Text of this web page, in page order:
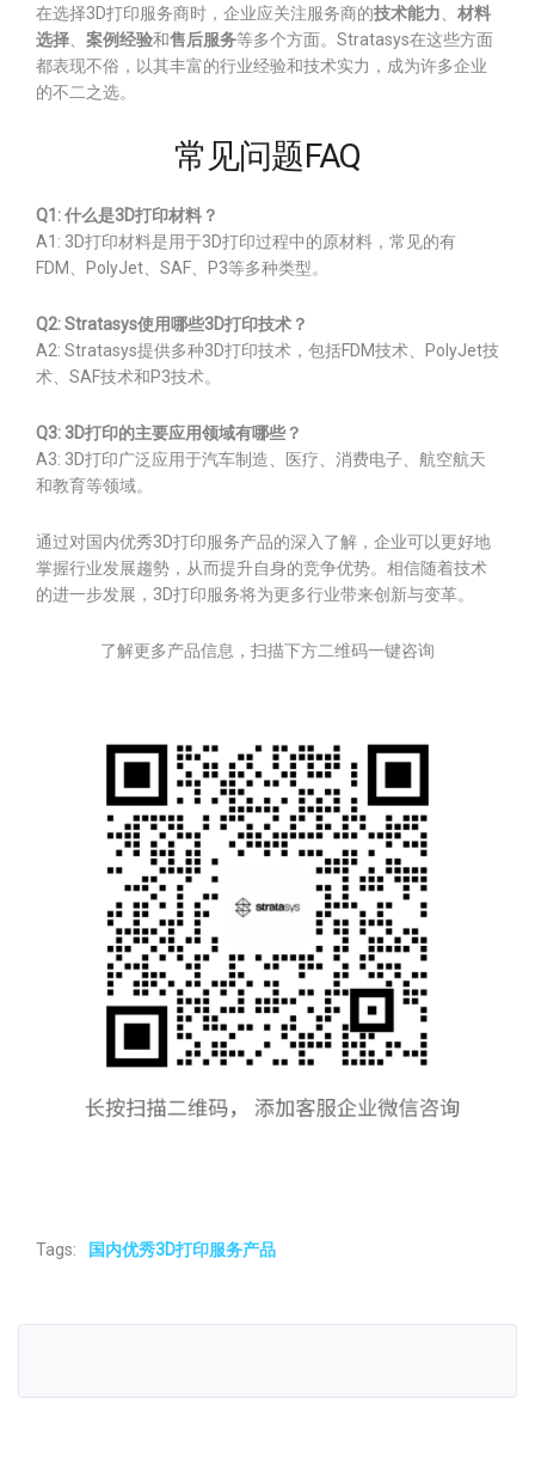
在选择3D打印服务商时，企业应关注服务商的技术能力
材料
选择
案例经验和售后服务等多个方面。Stratasys在这些方面
都表现不俗，以其丰富的行业经验和技术实力，成为许多企业
的不二之选。
常见问题FAQ
Q1: 什么是3D打印材料？
A1: 3D打印材料是用于3D打印过程中的原材料，常见的有
FDM、PolyJet、SAF、P3等多种类型。
Q2: Stratasys使用哪些3D打印技术？
A2: Stratasys提供多种3D打印技术，包括FDM技术、PolyJet技
术、SAF技术和P3技术。
Q3: 3D打印的主要应用领域有哪些？
A3: 3D打印广泛应用于汽车制造、医疗、消费电子、航空航天
和教育等领域。
通过对国内优秀3D打印服务产品的深入了解，企业可以更好地
掌握行业发展趨勢，从而提升自身的竞争优势。相信随着技术
的进一步发展，3D打印服务将为更多行业带来创新与变革。
了解更多产品信息，扫描下方二维码一键咨询
Tags: 国内优秀3D打印服务产品